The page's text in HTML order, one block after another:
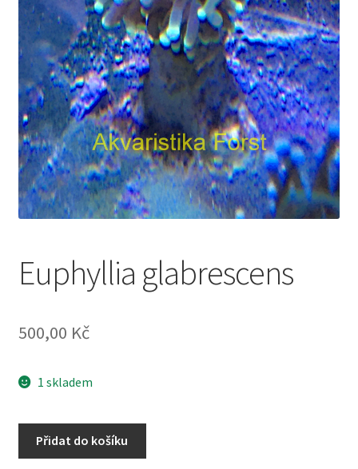
Euphyllia glabrescens
500,00 Kč
1 skladem
Euphyllia
Přidat do košíku